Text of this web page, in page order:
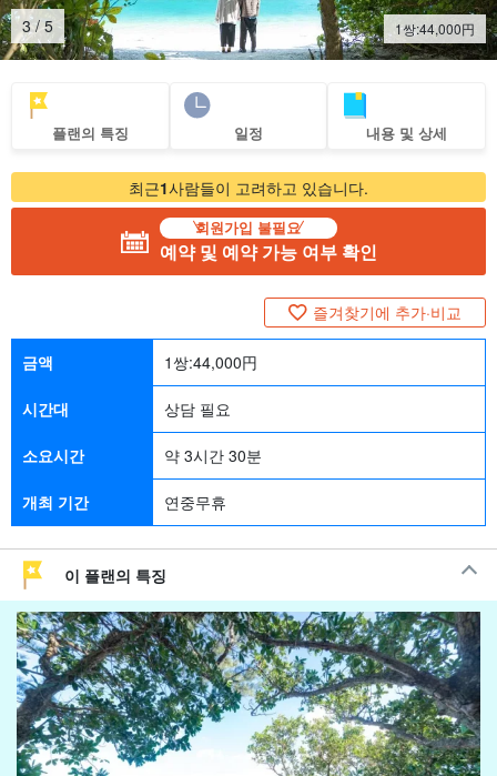
3/5 1쌍:44,000円
플랜의 특징 일정 내용 및 상세
최근1사람들이 고려하고 있습니다.
회원가입 불필요
예약 및 예약 가능 여부 확인
즐겨찾기에 추가·비교
금액 1쌍:44,000円
시간대 상담 필요
소요시간 약 3시간 30분
개최 기간 연중무휴
이 플랜의 특징